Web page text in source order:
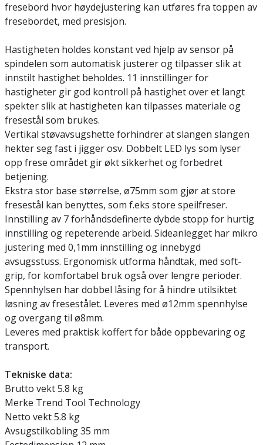
fresebord hvor høydejustering kan utføres fra toppen av
fresebordet, med presisjon.
Hastigheten holdes konstant ved hjelp av sensor på
spindelen som automatisk justerer og tilpasser slik at
innstilt hastighet beholdes. 11 innstillinger for
hastigheter gir god kontroll på hastighet over et langt
spekter slik at hastigheten kan tilpasses materiale og
fresestål som brukes.
Vertikal støvavsugshette forhindrer at slangen slangen
hekter seg fast i jigger osv. Dobbelt LED lys som lyser
opp frese området gir økt sikkerhet og forbedret
betjening.
Ekstra stor base størrelse, ø75mm som gjør at store
fresestål kan benyttes, som f.eks store speilfreser.
Innstilling av 7 forhåndsdefinerte dybde stopp for hurtig
innstilling og repeterende arbeid. Sideanlegget har mikro
justering med 0,1mm innstilling og innebygd
avsugsstuss. Ergonomisk utforma håndtak, med soft-
grip, for komfortabel bruk også over lengre perioder.
Spennhylsen har dobbel låsing for å hindre utilsiktet
løsning av fresestålet. Leveres med ø12mm spennhylse
og overgang til ø8mm.
Leveres med praktisk koffert for både oppbevaring og
transport.
Tekniske data:
Brutto vekt 5.8 kg
Merke Trend Tool Technology
Netto vekt 5.8 kg
Avsugstilkobling 35 mm